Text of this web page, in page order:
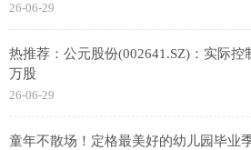
26-06-29
热推荐：公元股份(002641.SZ)：实际控
万股
26-06-29
童年不散场！定格最美好的幼儿园毕业